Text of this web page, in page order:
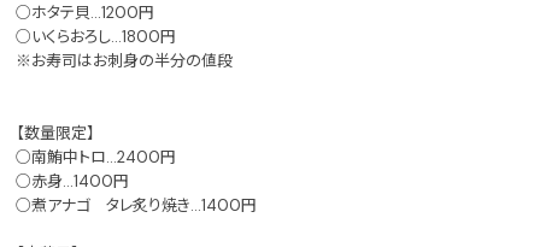
○ホタテ貝…1200円
○いくらおろし…1800円
※お寿司はお刺身の半分の値段
【数量限定】
○南鮪中トロ…2400円
○赤身…1400円
○煮アナゴ タレ炙り焼き…1400円